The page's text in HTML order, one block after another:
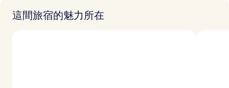
這間旅宿的魅力所在